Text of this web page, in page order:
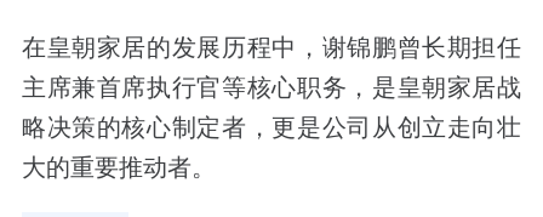
在皇朝家居的发展历程中，谢锦鹏曾长期担任
主席兼首席执行官等核心职务，是皇朝家居战
略决策的核心制定者，更是公司从创立走向壮
大的重要推动者。